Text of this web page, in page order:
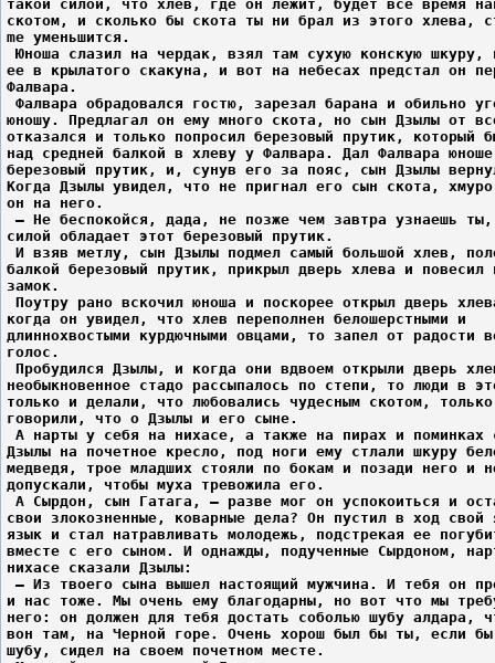
такой силой, что хлев, где он лежит, будет все время
скотом, и сколько бы скота ты ни брал из этого хлева,
me уменьшится.
Юноша слазил на чердак, взял там сухую конскую шкуру,
ее в крылатого скакуна, и вот на небесах предстал он
Фалвара.
Фалвара обрадовался гостю, зарезал барана и обильно
юношу. Предлагал он ему много скота, но сын Дзылы от
отказался и только попросил березовый прутик, который
над средней балкой в хлеву у Фалвара. Дал Фалвара
березовый прутик, и, сунув его за пояс, сын Дзылы
Когда Дзылы увидел, что не пригнал его сын скота, хмуро
он на него.
– Не беспокойся, дада, не позже чем завтра узнаешь ты,
силой обладает этот березовый прутик.
И взяв метлу, сын Дзылы подмел самый большой хлев,
балкой березовый прутик, прикрыл дверь хлева и повесил
замок.
Поутру рано вскочил юноша и поскорее открыл дверь
когда он увидел, что хлев переполнен белошерстными и
длиннохвостыми курдючными овцами, то запел от радости
голос.
Пробудился Дзылы, и когда они вдвоем открыли дверь
необыкновенное стадо рассыпалось по степи, то люди в
только и делали, что любовались чудесным скотом,
говорили, что о Дзылы и его сыне.
А нарты у себя на нихасе, а также на пирах и поминках
Дзылы на почетное кресло, под ноги ему стлали шкуру
медведя, трое младших стояли по бокам и позади него и
допускали, чтобы муха тревожила его.
А Сырдон, сын Гатага, – разве мог он успокоиться и
свои злокозненные, коварные дела? Он пустил в ход свой
язык и стал натравливать молодежь, подстрекая ее
вместе с его сыном. И однажды, подученные Сырдоном,
нихасе сказали Дзылы:
– Из твоего сына вышел настоящий мужчина. И тебя он
и нас тоже. Мы очень ему благодарны, но вот что мы
него: он должен для тебя достать соболью шубу алдара,
вон там, на Черной горе. Очень хорош был бы ты, если
шубу, сидел на своем почетном месте.